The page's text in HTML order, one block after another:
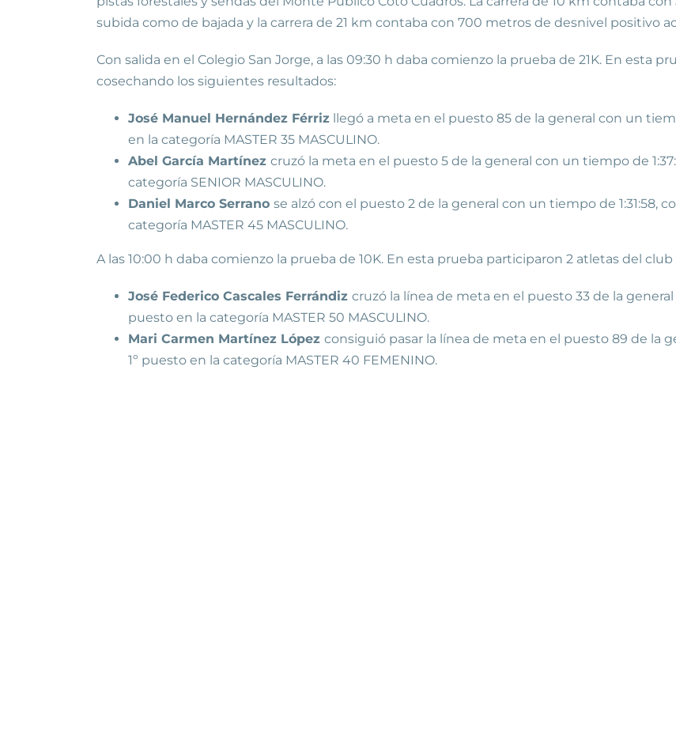
subida como de bajada y la carrera de 21 km contaba con 700 metros de desnivel positivo
Con salida en el Colegio San Jorge, a las 09:30 h daba comienzo la prueba de 21K. En esta
cosechando los siguientes resultados:
José Manuel Hernández Férriz llegó a meta en el puesto 85 de la general con un
en la categoría MASTER 35 MASCULINO.
Abel García Martínez cruzó la meta en el puesto 5 de la general con un tiempo de
categoría SENIOR MASCULINO.
Daniel Marco Serrano se alzó con el puesto 2 de la general con un tiempo de 1:31:58,
categoría MASTER 45 MASCULINO.
A las 10:00 h daba comienzo la prueba de 10K. En esta prueba participaron 2 atletas del
José Federico Cascales Ferrándiz cruzó la línea de meta en el puesto 33 de la
puesto en la categoría MASTER 50 MASCULINO.
Mari Carmen Martínez López consiguió pasar la línea de meta en el puesto 89 de la
1º puesto en la categoría MASTER 40 FEMENINO.